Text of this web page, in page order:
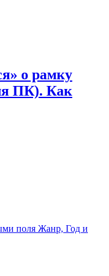
о рамку
ПК). Как
поля Жанр, Год и